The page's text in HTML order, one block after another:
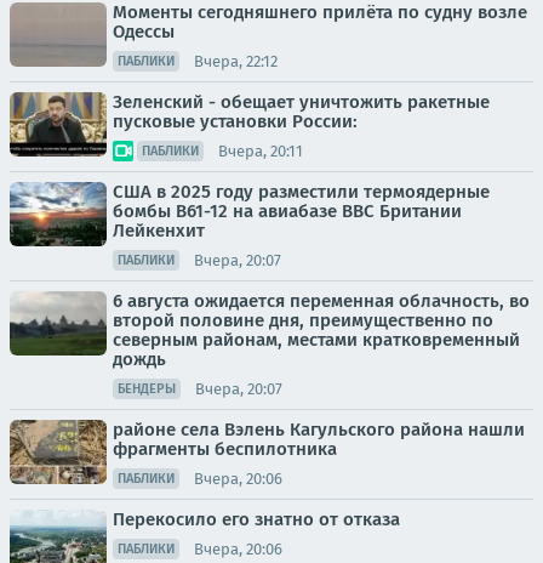
Моменты сегодняшнего прилёта по судну возле
Одессы
ПАБЛИКИ Вчера, 22:12
Зеленский - обещает уничтожить ракетные
пусковые установки России:
ПАБЛИКИ Вчера, 20:11
США в 2025 году разместили термоядерные
бомбы B61-12 на авиабазе ВВС Британии
Лейкенхит
ПАБЛИКИ Вчера, 20:07
6 августа ожидается переменная облачность, во
второй половине дня, преимущественно по
северным районам, местами кратковременный
дождь
БЕНДЕРЫ Вчера, 20:07
районе села Вэлень Кагульского района нашли
фрагменты беспилотника
ПАБЛИКИ Вчера, 20:06
Перекосило его знатно от отказа
ПАБЛИКИ Вчера, 20:06